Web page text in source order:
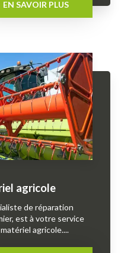
EN SAVOIR PLUS
agricole
de réparation
est à votre service
agricole....